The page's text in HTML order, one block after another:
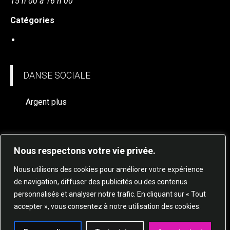
Nous respectons votre vie privée.
Nous utilisons des cookies pour améliorer votre expérience
de navigation, diffuser des publicités ou des contenus
personnalisés et analyser notre trafic. En cliquant sur « Tout
accepter », vous consentez à notre utilisation des cookies.
Catégories
DANSE SOCIALE
Argent plus
© 2025 STUDIO DE DANSE HARMONIE TOUS